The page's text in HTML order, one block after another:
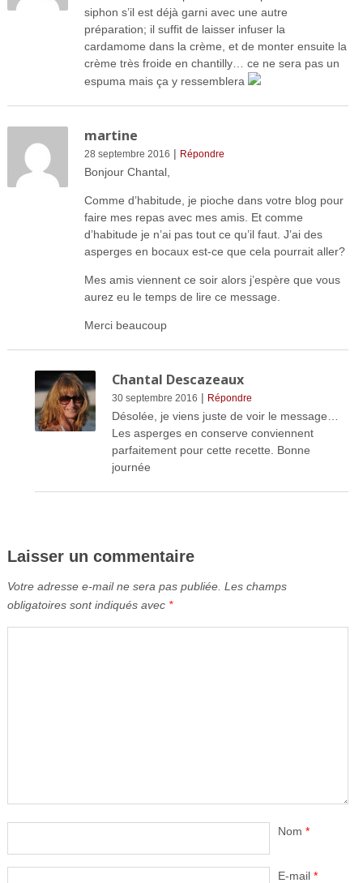
siphon s’il est déjà garni avec une autre
préparation; il suffit de laisser infuser la
cardamome dans la crème, et de monter ensuite la
crème très froide en chantilly… ce ne sera pas un
espuma mais ça y ressemblera
martine
28 septembre 2016 | Répondre
Bonjour Chantal,
Comme d’habitude, je pioche dans votre blog pour
faire mes repas avec mes amis. Et comme
d’habitude je n’ai pas tout ce qu’il faut. J’ai des
asperges en bocaux est-ce que cela pourrait aller?
Mes amis viennent ce soir alors j’espère que vous
aurez eu le temps de lire ce message.
Merci beaucoup
Chantal Descazeaux
30 septembre 2016 | Répondre
Désolée, je viens juste de voir le message…
Les asperges en conserve conviennent
parfaitement pour cette recette. Bonne
journée
Laisser un commentaire
Votre adresse e-mail ne sera pas publiée. Les champs
obligatoires sont indiqués avec *
Nom *
E-mail *